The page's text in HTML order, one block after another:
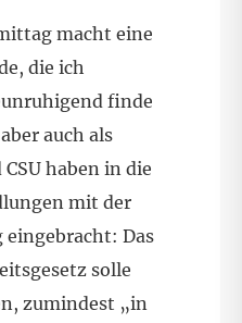
macht eine
die ich
finde
auch als
haben in die
mit der
eingebracht: Das
solle
zumindest „in